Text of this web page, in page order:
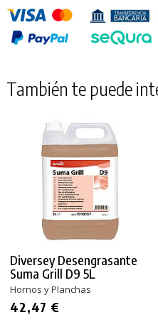
También te puede
Diversey Desengrasante
Suma Grill D9 5L
Hornos y Planchas
42,47 €